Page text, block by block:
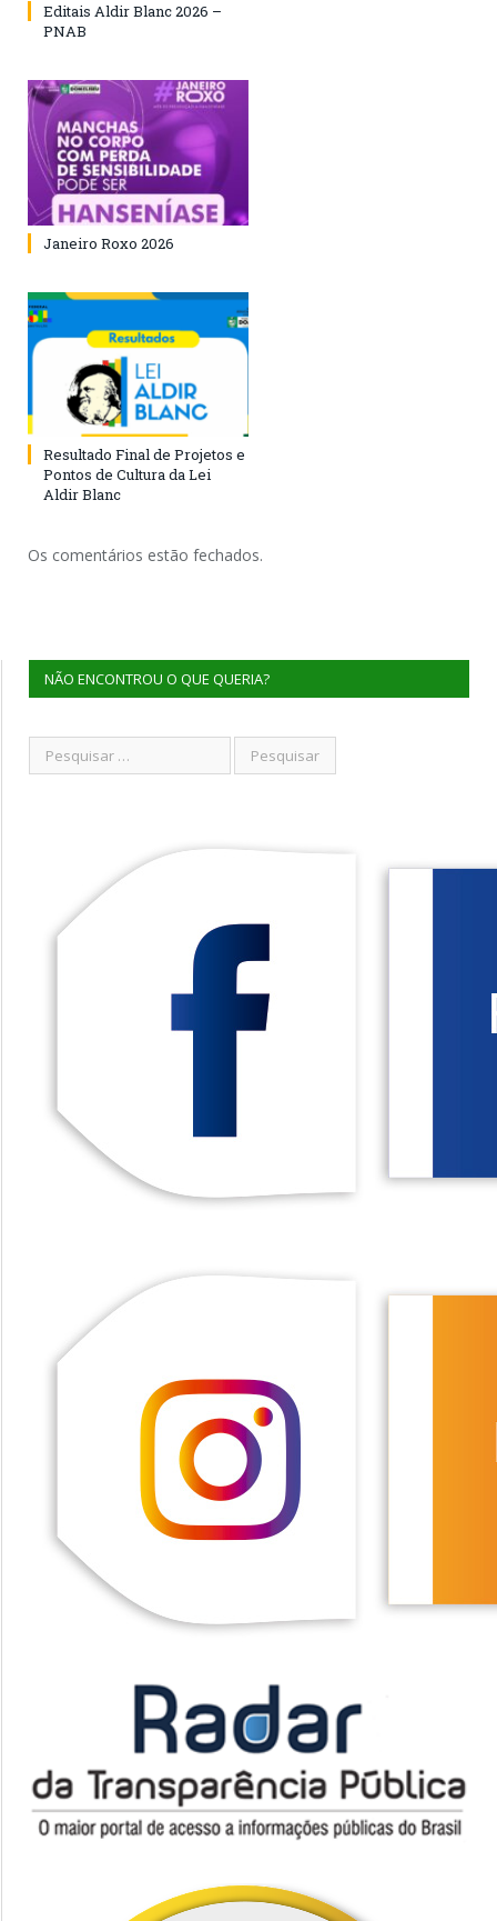
Editais Aldir Blanc 2026 –
PNAB
Janeiro Roxo 2026
Resultado Final de Projetos e
Pontos de Cultura da Lei
Aldir Blanc
Os comentários estão fechados.
NÃO ENCONTROU O QUE QUERIA?